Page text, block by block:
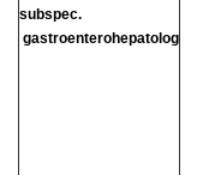
subspec.
gastroenterohepatolog